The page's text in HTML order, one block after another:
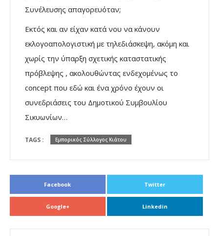
Συνέλευσης απαγορευόταν;
Εκτός και αν είχαν κατά νου να κάνουν
εκλογοαπολογιστική με τηλεδιάσκεψη, ακόμη και
χωρίς την ύπαρξη σχετικής καταστατικής
πρόβλεψης , ακολουθώντας ενδεχομένως το
concept που εδώ και ένα χρόνο έχουν οι
συνεδριάσεις του Δημοτικού Συμβουλίου
Σικυωνίων…
TAGS : Εμπορικός Σύλλογος Κιάτου
Facebook Twitter
Google+ Linkedin